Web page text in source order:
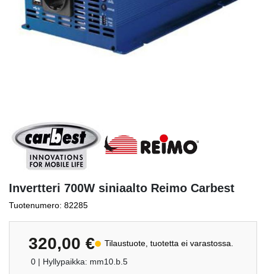
Invertteri 700W siniaalto Reimo Carbest
Tuotenumero: 82285
320,00 € Tilaustuote, tuotetta ei varastossa.
0 | Hyllypaikka: mm10.b.5